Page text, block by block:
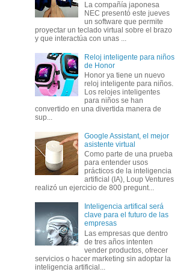
La compañía japonesa
NEC presentó este jueves
un software que permite
proyectar un teclado virtual sobre el brazo
y que interactúa con unas ...
Reloj inteligente para niños
de Honor
Honor ya tiene un nuevo
reloj inteligente para niños.
Los relojes inteligentes
para niños se han
convertido en una divertida manera de
sup...
Google Assistant, el mejor
asistente virtual
Como parte de una prueba
para entender usos
prácticos de la inteligencia
artificial (IA), Loup Ventures
realizó un ejercicio de 800 pregunt...
Inteligencia artifical será
clave para el futuro de las
empresas
Las empresas que dentro
de tres años intenten
vender productos, ofrecer
servicios o hacer marketing sin adoptar la
inteligencia artificial...